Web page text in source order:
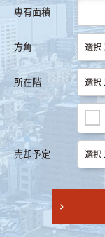
専有面積
方角
所在階
売却予定